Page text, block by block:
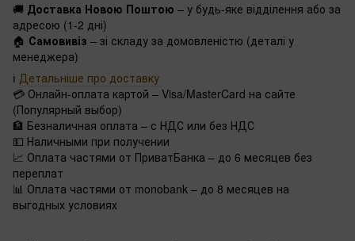
🚚 Доставка Новою Поштою – у будь-яке відділення або за
адресою (1-2 дні)
🏠 Самовивіз – зі складу за домовленістю (деталі у
менеджера)
ℹ️ Детальніше про доставку
💳 Онлайн-оплата картой – Visa/MasterCard на сайте
(Популярный выбор)
🏦 Безналичная оплата – с НДС или без НДС
💵 Наличными при получении
📈 Оплата частями от ПриватБанка – до 6 месяцев без
переплат
📊 Оплата частями от monobank – до 8 месяцев на
выгодных условиях